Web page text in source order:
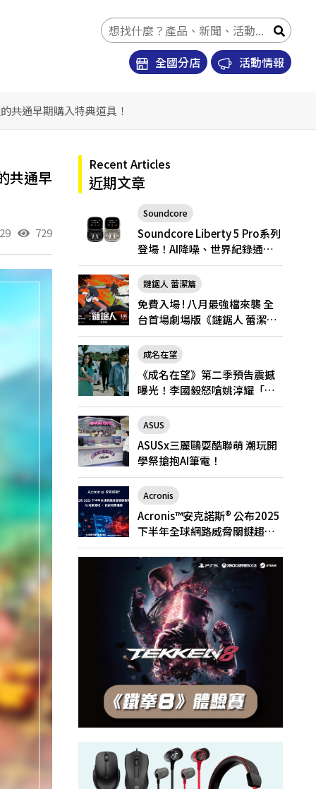
活動情報
全國分店
共通早期購入特典道具！
共通早
729
Recent Articles
近期文章
Soundcore
Soundcore Liberty 5 Pro
Soundcore Liberty 5 Pro系列
登場！AI降噪、世界紀錄通
話，Pro與Pro Max怎麼選？
鏈鋸人 蕾潔篇
免費入場 ! 八月最強檔來襲 全
台首場劇場版《鏈鋸人 蕾潔
篇》快閃店就在新光三越台北
南西一館8/6限定登場
成名在望
《成名在望》第二季預告震撼
曝光！李國毅怒嗆姚淳耀「當
邱家的狗」兄弟情決裂
ASUS
ASUSx三麗鷗耍酷聯萌 潮玩開
學祭搶抱AI筆電！
Acronis
Acronis™安克諾斯® 公布2025
下半年全球網路威脅關鍵趨
勢： AI 攻擊激增、勒索軟體猖
獗